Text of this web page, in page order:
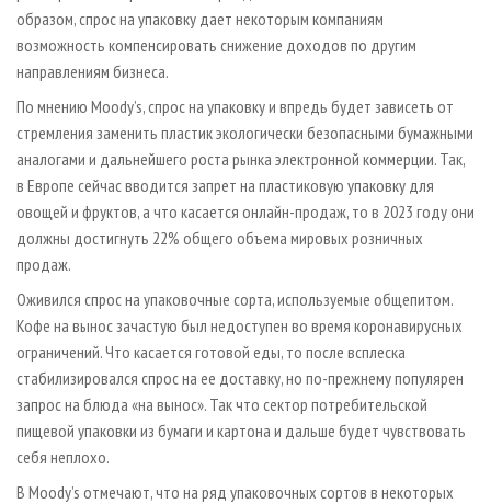
образом, спрос на упаковку дает некоторым компаниям
возможность компенсировать снижение доходов по другим
направлениям бизнеса.
По мнению Moody’s, спрос на упаковку и впредь будет зависеть от
стремления заменить пластик экологически безопасными бумажными
аналогами и дальнейшего роста рынка электронной коммерции. Так,
в Европе сейчас вводится запрет на пластиковую упаковку для
овощей и фруктов, а что касается онлайн-продаж, то в 2023 году они
должны достигнуть 22% общего объема мировых розничных
продаж.
Оживился спрос на упаковочные сорта, используемые общепитом.
Кофе на вынос зачастую был недоступен во время коронавирусных
ограничений. Что касается готовой еды, то после всплеска
стабилизировался спрос на ее доставку, но по-прежнему популярен
запрос на блюда «на вынос». Так что сектор потребительской
пищевой упаковки из бумаги и картона и дальше будет чувствовать
себя неплохо.
В Moody’s отмечают, что на ряд упаковочных сортов в некоторых